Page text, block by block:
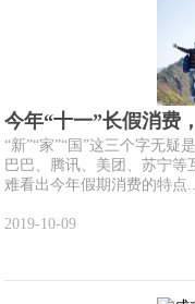
今年“十一”长假消费
“新”“家”“国”这三个字无疑
巴巴、腾讯、美团、苏宁
难看出今年假期消费的特点
2019-10-09